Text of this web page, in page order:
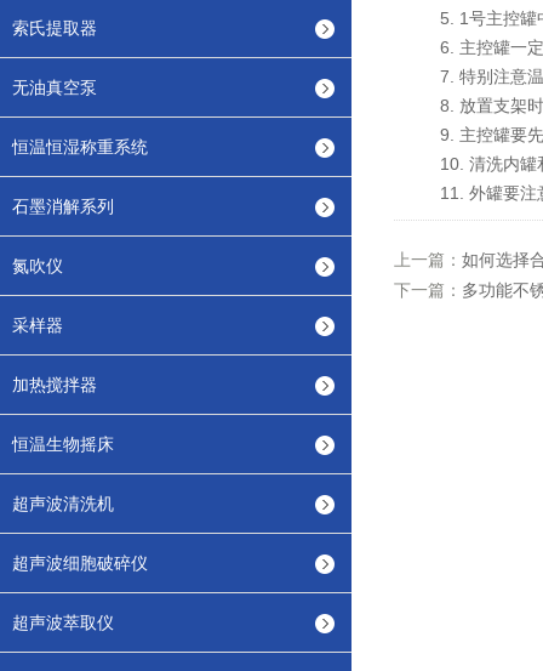
索氏提取器
无油真空泵
恒温恒湿称重系统
石墨消解系列
氮吹仪
采样器
加热搅拌器
恒温生物摇床
超声波清洗机
超声波细胞破碎仪
超声波萃取仪
5. 1号主控罐
6. 主控罐一定
7. 特别注意温
8. 放置支架时
9. 主控罐要先
10. 清洗内罐和
11. 外罐要注
上一篇： 如何选择
下一篇： 多功能不